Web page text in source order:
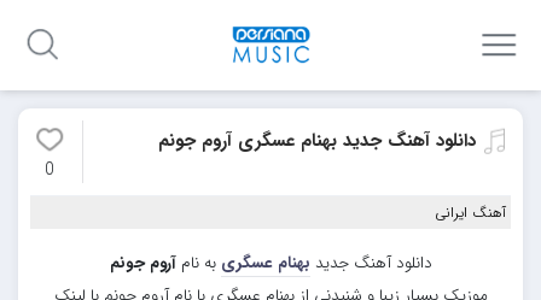
دانلود آهنگ جدید بهنام عسگری آروم جونم
0
آهنگ ایرانی
دانلود آهنگ جدید بهنام عسگری به نامآروم جونم